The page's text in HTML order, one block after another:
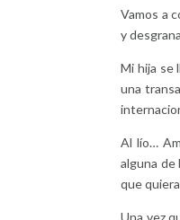
Vamos a
y
Mi hija se
una
Al lío…
alguna de
que